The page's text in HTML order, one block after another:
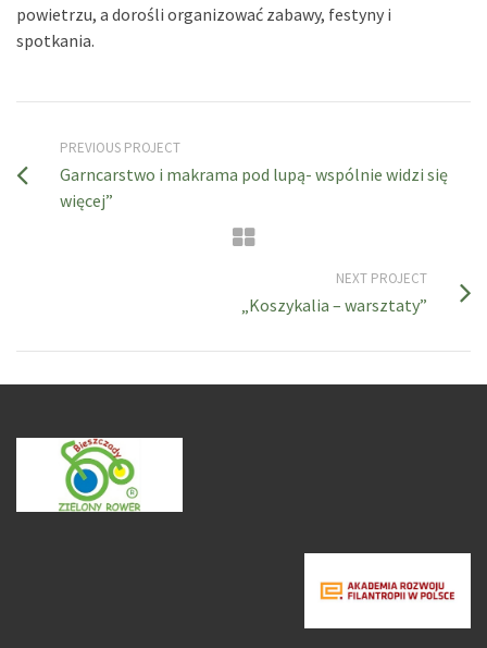
powietrzu, a dorośli organizować zabawy, festyny i
spotkania.
PREVIOUS PROJECT
Garncarstwo i makrama pod lupą- wspólnie widzi się
więcej”
NEXT PROJECT
„Koszykalia – warsztaty”